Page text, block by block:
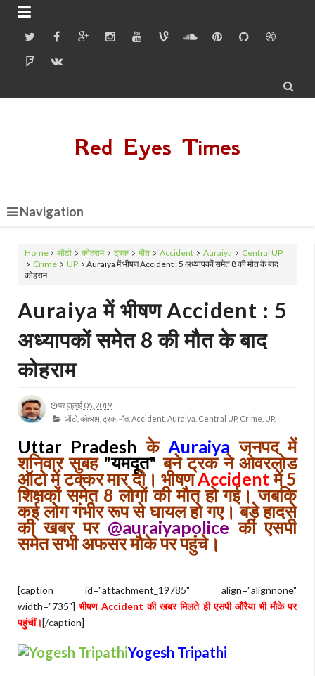


Red Eyes Times
Navigation
Home ऑटो कोहराम ट्रक मौत Accident Auraiya
Central UP
Crime
UP
Auraiya में भीषण Accident : 5 अध्यापकों समेत 8 की मौत के बाद
कोहराम
Auraiya में भीषण Accident : 5
अध्यापकों समेत 8 की मौत के बाद
कोहराम
परजुलाई 06, 2019
ऑटो, कोहराम, ट्रक, मौत, Accident, Auraiya, Central UP, Crime, UP,
Uttar Pradesh केAuraiya जनपद में
शनिवार सुबह "यमदूत" बने ट्रक ने ओवरलोड
ऑटो में टक्कर मार दी। भीषणAccidentमें 5
शिक्षकों समेत 8 लोगों की मौत हो गई। जबकि
कई लोग गंभीर रूप से घायल हो गए। बड़े हादसे
की खबर पर @auraiyapoliceकी एसपी
समेत सभी अफसर मौके पर पहुंचे।
[caption id="attachment_19785" align="alignnone"
width="735"] भीषण Accident की खबर मिलते ही एसपी औरैया भी मौके पर
पहुंचीं।[/caption]
Yogesh Tripathi